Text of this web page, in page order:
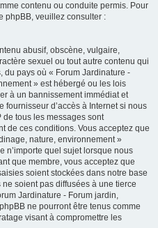
contenu ou conduite permis. Pour
phpBB, veuillez consulter :
abusif, obscène, vulgaire,
sexuel ou tout autre contenu qui
du pays où « Forum Jardinature -
» est hébergé ou les lois
à un bannissement immédiat et
fournisseur d’accès à Internet si nous
de tous les messages sont
de ces conditions. Vous acceptez que
nature, environnement »
n’importe quel sujet lorsque nous
que membre, vous acceptez que
soient stockées dans notre base
soient pas diffusées à une tierce
Jardinature - Forum jardin,
ne pourront être tenus comme
visant à compromettre les